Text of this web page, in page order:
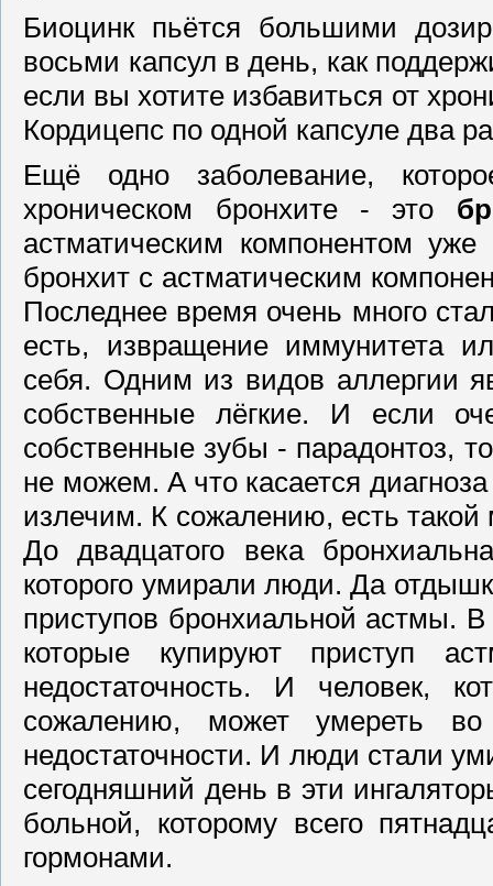
Биоцинк пьётся большими
восьми капсул в день, как
если вы хотите избавиться от
Кордицепс по одной капсуле два
Ещё одно заболевание,
хроническом бронхите - это
астматическим компонентом
бронхит с астматическим
Последнее время очень много
есть, извращение иммунитета
себя. Одним из видов аллергии
собственные лёгкие. И если
собственные зубы - парадонтоз,
не можем. А что касается
излечим. К сожалению, есть
До двадцатого века
которого умирали люди. Да
приступов бронхиальной астмы.
которые купируют приступ
недостаточность. И человек,
сожалению, может умереть
недостаточности. И люди стали
сегодняшний день в эти
больной, которому всего
гормонами.